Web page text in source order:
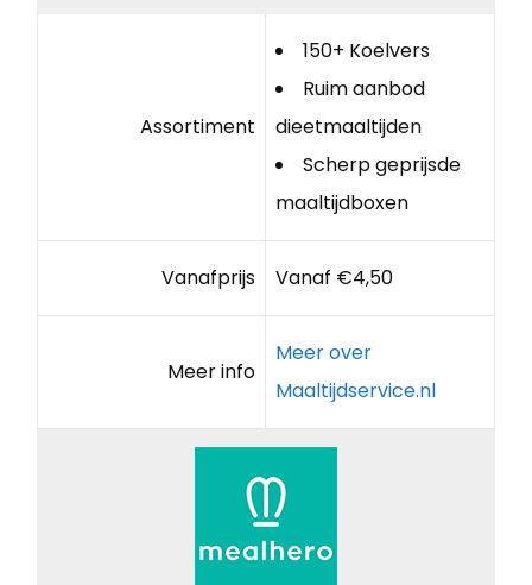
Assortiment
150+ Koelvers
Ruim aanbod
dieetmaaltijden
Scherp geprijsde
maaltijdboxen
Vanafprijs Vanaf €4,50
Meer info
Meer over
Maaltijdservice.nl